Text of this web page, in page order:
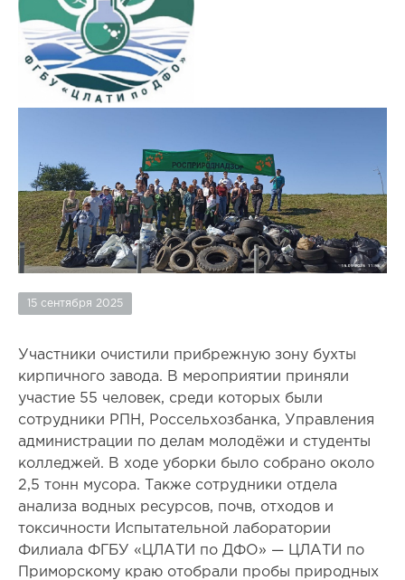
15 сентября 2025
Участники очистили прибрежную зону бухты
кирпичного завода. В мероприятии приняли
участие 55 человек, среди которых были
сотрудники РПН, Россельхозбанка, Управления
администрации по делам молодёжи и студенты
колледжей. В ходе уборки было собрано около
2,5 тонн мусора. Также сотрудники отдела
анализа водных ресурсов, почв, отходов и
токсичности Испытательной лаборатории
Филиала ФГБУ «ЦЛАТИ по ДФО» — ЦЛАТИ по
Приморскому краю отобрали пробы природных